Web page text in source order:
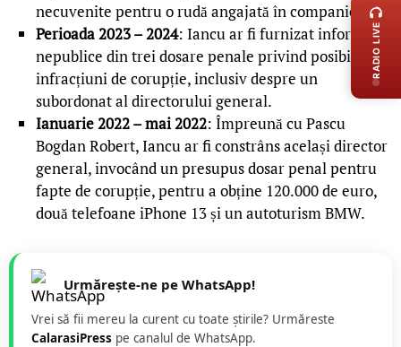
necuvenite pentru o rudă angajată în companie.
Perioada 2023 – 2024: Iancu ar fi furnizat informații
nepublice din trei dosare penale privind posibile
infracțiuni de corupție, inclusiv despre un
subordonat al directorului general.
Ianuarie 2022 – mai 2022: Împreună cu Pascu
Bogdan Robert, Iancu ar fi constrâns același director
general, invocând un presupus dosar penal pentru
fapte de corupție, pentru a obține 120.000 de euro,
două telefoane iPhone 13 și un autoturism BMW.
Urmărește-ne pe WhatsApp!
Vrei să fii mereu la curent cu toate știrile? Urmăreste
CalarasiPress pe canalul de WhatsApp.
RADIO LIVE